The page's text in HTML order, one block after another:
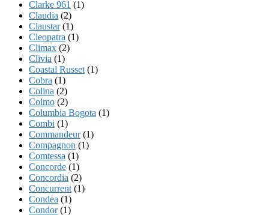
Clarke 961 (1)
Claudia (2)
Claustar(1)
Cleopatra (1)
Climax (2)
Clivia (1)
Coastal Russet (1)
Cobra (1)
Colina (2)
Colmo (2)
Columbia Bogota (1)
Combi (1)
Commandeur(1)
Compagnon (1)
Comtessa (1)
Concorde (1)
Concordia (2)
Concurrent (1)
Condea (1)
Condor(1)